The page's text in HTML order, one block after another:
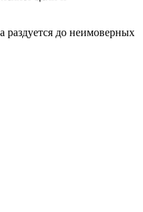
раздуется до неимоверных